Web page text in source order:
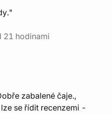
21 hodinami
zabalené čaje.,
se řídit recenzemi -